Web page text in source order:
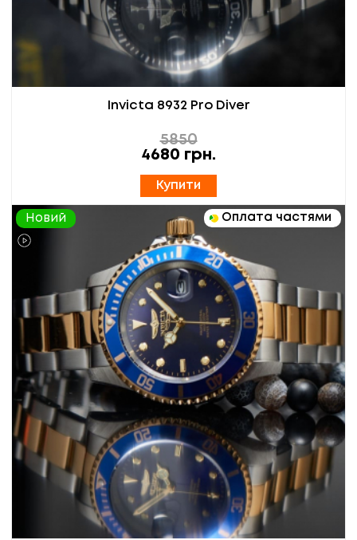
Invicta 8932 Pro Diver
5850
4680 грн.
Купити
Новий Оплата частями